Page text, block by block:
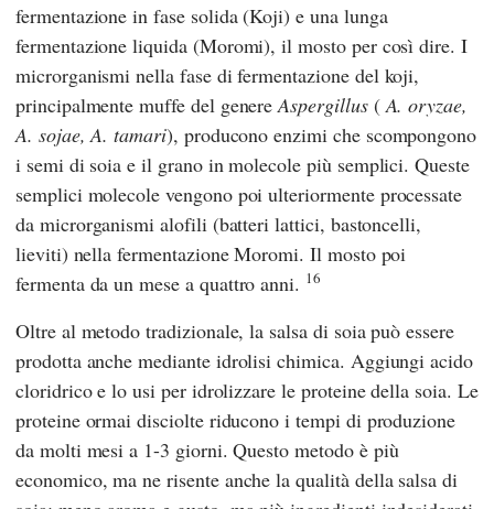
fermentazione in fase solida (Koji) e una lunga
fermentazione liquida (Moromi), il mosto per così dire. I
microrganismi nella fase di fermentazione del koji,
principalmente muffe del genereAspergillus(A. oryzae,
A. sojae, A. tamari), producono enzimi che scompongono
i semi di soia e il grano in molecole più semplici. Queste
semplici molecole vengono poi ulteriormente processate
da microrganismi alofili (batteri lattici, bastoncelli,
lieviti) nella fermentazione Moromi. Il mosto poi
fermenta da un mese a quattro anni. 16
Oltre al metodo tradizionale, la salsa di soia può essere
prodotta anche mediante idrolisi chimica. Aggiungi acido
cloridrico e lo usi per idrolizzare le proteine della soia. Le
proteine ormai disciolte riducono i tempi di produzione
da molti mesi a 1-3 giorni. Questo metodo è più
economico, ma ne risente anche la qualità della salsa di